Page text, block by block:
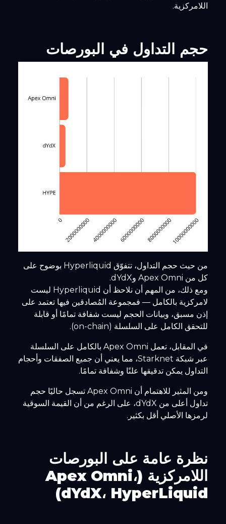
اللامركزية.
حجم التداول في البورصات
من حيث حجم التداول، تتفوّق Hyperliquid بوضوح على
كل من Apex Omni وdYdX.
ومع ذلك، من المهم أن نلاحظ أن Hyperliquid ليست
لامركزية بالكامل — فمجموعة المُصادقين فيها تعتمد على
إذن مسبق، وبيانات الحجم ليست شفافة تمامًا أو قابلة
للتحقق الكامل على السلسلة (on-chain).
في المقابل، تعمل Apex Omni بالكامل على السلسلة
عبر شبكة Starknet، مما يعني أن جميع الصفقات وأحجام
التداول يمكن تدقيقها علنًا وشفافة تمامًا.
ومن المثير للاهتمام أن Apex Omni تسجل حاليًا حجم
تداول أعلى من dYdX، على الرغم من أن القيمة السوقية
لرمزها الأصلي أقل بكثير.
نظرة عامة على البورصات
اللامركزية (Apex Omni،
dYdX، HyperLiquid)